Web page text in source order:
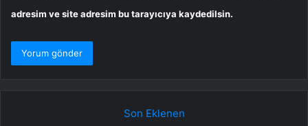
adresim ve site adresim bu tarayıcıya kaydedilsin.
Son Eklenen